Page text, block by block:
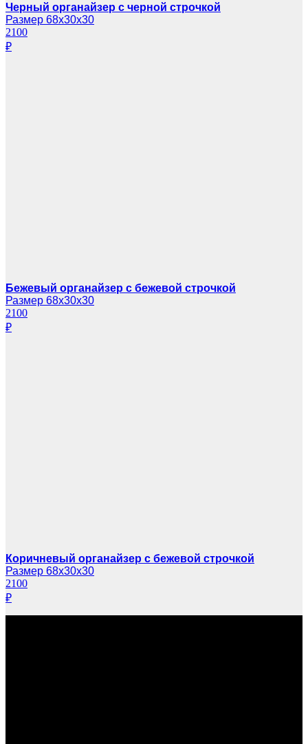
Черный органайзер с черной строчкой
Размер 68х30х30
2100
₽
Бежевый органайзер с бежевой строчкой
Размер 68х30х30
2100
₽
Коричневый органайзер с бежевой строчкой
Размер 68х30х30
2100
₽